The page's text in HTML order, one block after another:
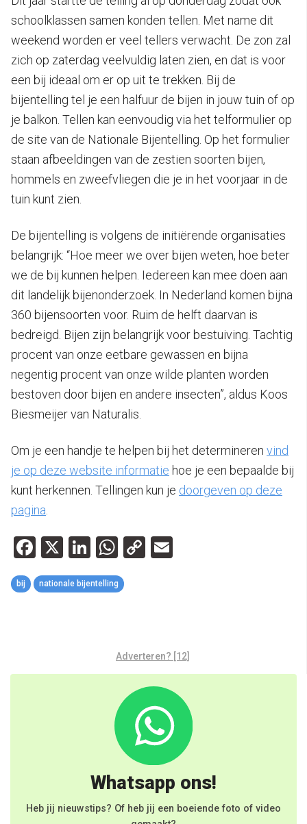
schoolklassen samen konden tellen. Met name dit
weekend worden er veel tellers verwacht. De zon zal
zich op zaterdag veelvuldig laten zien, en dat is voor
een bij ideaal om er op uit te trekken. Bij de
bijentelling tel je een halfuur de bijen in jouw tuin of op
je balkon. Tellen kan eenvoudig via het telformulier op
de site van de Nationale Bijentelling. Op het formulier
staan afbeeldingen van de zestien soorten bijen,
hommels en zweefvliegen die je in het voorjaar in de
tuin kunt zien.
De bijentelling is volgens de initiërende organisaties
belangrijk: “Hoe meer we over bijen weten, hoe beter
we de bij kunnen helpen. Iedereen kan mee doen aan
dit landelijk bijenonderzoek. In Nederland komen bijna
360 bijensoorten voor. Ruim de helft daarvan is
bedreigd. Bijen zijn belangrijk voor bestuiving. Tachtig
procent van onze eetbare gewassen en bijna
negentig procent van onze wilde planten worden
bestoven door bijen en andere insecten”, aldus Koos
Biesmeijer van Naturalis.
Om je een handje te helpen bij het determineren vind
je op deze website informatie hoe je een bepaalde bij
kunt herkennen. Tellingen kun je doorgeven op deze
pagina.
Facebook
X LinkedIn
WhatsApp
Copy
bij nationale bijentelling
Adverteren? [12]
Whatsapp ons!
Heb jij nieuwstips? Of heb jij een boeiende foto of video